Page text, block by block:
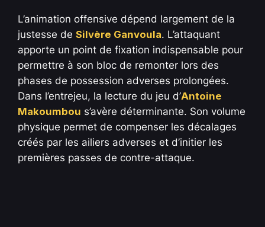
L’animation offensive dépend largement de la
justesse deSilvère Ganvoula. L’attaquant
apporte un point de fixation indispensable pour
permettre à son bloc de remonter lors des
phases de possession adverses prolongées.
Dans l’entrejeu, la lecture du jeu d’Antoine
Makoumbou s’avère déterminante. Son volume
physique permet de compenser les décalages
créés par les ailiers adverses et d’initier les
premières passes de contre-attaque.